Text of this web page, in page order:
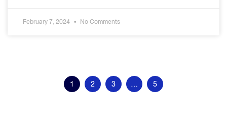
February 7, 2024 No Comments
1 2 3 … 5